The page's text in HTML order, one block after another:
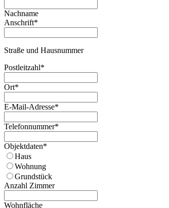
Nachname
Anschrift*
Straße und Hausnummer
Postleitzahl*
Ort*
Phone
E-Mail-Adresse*
Telefonnummer*
Objektdaten*
Haus
Wohnung
Grundstück
Anzahl Zimmer
Wohnfläche